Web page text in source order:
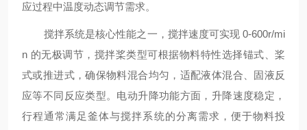
应过程中温度动态调节需求。
搅拌系统是核心性能之一，搅拌速度可实现 0-600r/mi
n 的无极调节，搅拌桨类型可根据物料特性选择锚式、桨
式或推进式，确保物料混合均匀，适配液体混合、固液反
应等不同反应类型。电动升降功能方面，升降速度稳定，
行程通常满足釜体与搅拌系统的分离需求，便于物料投